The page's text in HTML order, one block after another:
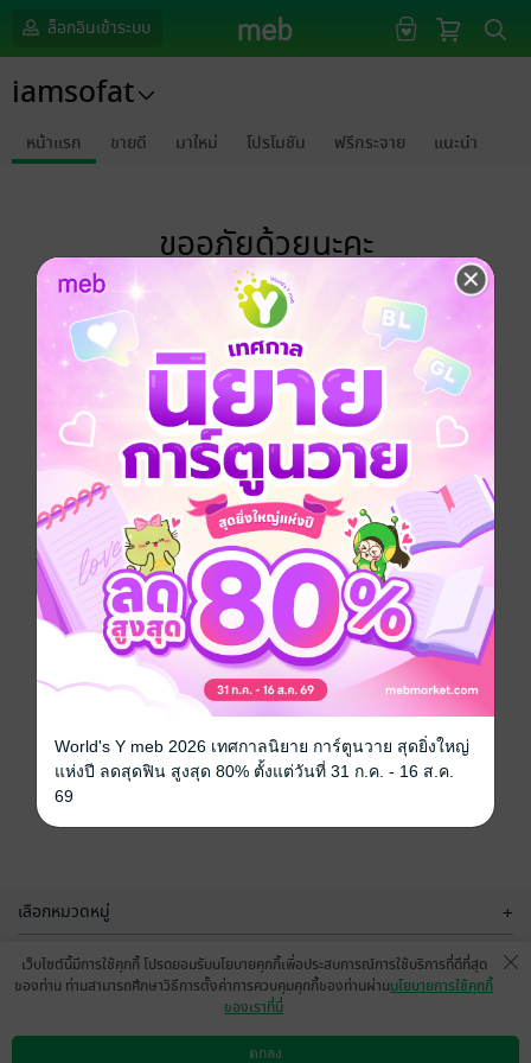
ล็อกอินเข้าระบบ
iamsofat
หน้าแรก ขายดี มาใหม่ โปรโมชัน ฟรีกระจาย แนะนำ
ขออภัยด้วยนะคะ
ไม่พบข้อมูลในหัวข้อที่คุณกำลังชมค่ะ
เลือกหมวดหมู่ +
บริการช่วยเหลือ +
เว็บไซต์นี้มีการใช้คุกกี้ โปรดยอมรับนโยบายคุกกี้เพื่อประสบการณ์การใช้บริการที่ดีที่สุด
ของท่าน ท่านสามารถศึกษาวิธีการตั้งค่าการควบคุมคุกกี้ของท่านผ่านนโยบายการใช้คุกกี้
ของเราที่นี่
ตกลง
World's Y meb 2026 เทศกาลนิยาย การ์ตูนวาย สุดยิ่งใหญ่
แห่งปี ลดสุดฟิน สูงสุด 80% ตั้งแต่วันที่ 31 ก.ค. - 16 ส.ค.
69